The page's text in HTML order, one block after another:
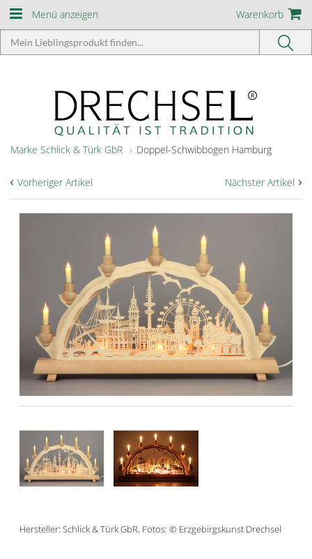
Menü anzeigen Warenkorb
Marke Schlick & Türk GbR Doppel-Schwibbogen Hamburg
Nächster Artikel ›
‹ Vorheriger Artikel
Hersteller: Schlick & Türk GbR, Fotos: © Erzgebirgskunst Drechsel